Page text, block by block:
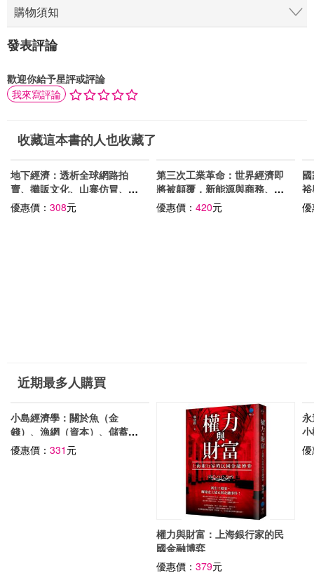
購物須知
發表評論
歡迎你給予星評或評論
我來寫評論
收藏這本書的人也收藏了
地下經濟：透析全球網路拍
賣、攤販文化、山寨仿冒、水
貨走私、盜版猖獗的金錢帝國
優惠價： 308元
第三次工業革命：世界經濟即
將被顛覆，新能源與商務、政
治、教育的全面革命
優惠價：420元
近期最多人購買
小島經濟學：關於魚（金
錢）、漁網（資本）、儲蓄及
借貸的經濟寓言 【插畫圖解
珍藏版】
優惠價： 331 元
權力與財富：上海銀行家的民
國金融博弈
優惠價：379元